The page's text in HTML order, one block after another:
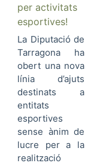
per activitats
esportives!
La Diputació de
Tarragona ha
obert una nova
línia d’ajuts
destinats a
entitats
esportives
sense ànim de
lucre per a la
realització